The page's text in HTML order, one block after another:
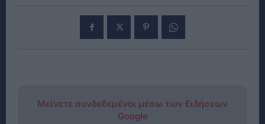
Μείνετε συνδεδεμένοι μέσω των Ειδήσεων
Google